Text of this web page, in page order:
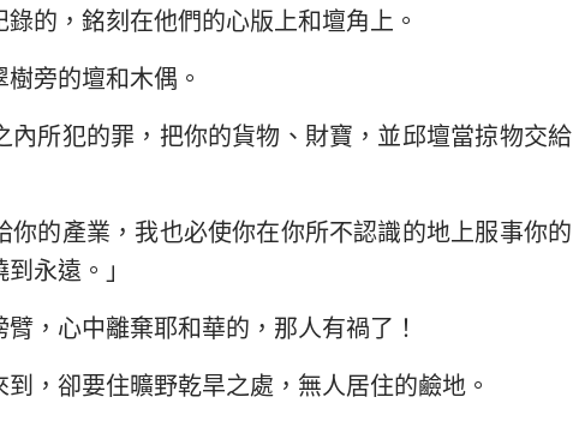
路加福音 約翰福音
使徒行傳
哥林多前書 哥林多後書
腓立比書 歌羅西書
提摩太前書 提摩太後書
提多書 腓利門書
23 24 25 26 27
28
30 31
44 45 46 47 48
49
錄的，銘刻在他們的心版上和壇角上。
旁的壇和木偶。
內所犯的罪，把你的貨物、財寶，並邱壇當掠物交給
你的產業，我也必使你在你所不認識的地上服事你的
永遠。」
，心中離棄耶和華的，那人有禍了！
，卻要住曠野乾旱之處，無人居住的鹼地。